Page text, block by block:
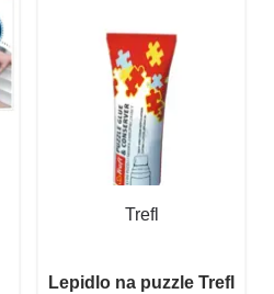
Trefl
Lepidlo na puzzle Trefl